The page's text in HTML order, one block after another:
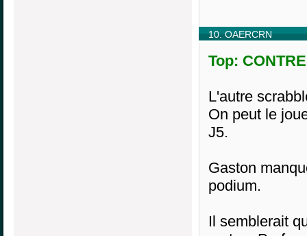
10. OAERCRN
Top:
L'autre
On peut le
J5.
Gaston
podium.
Il semblerait